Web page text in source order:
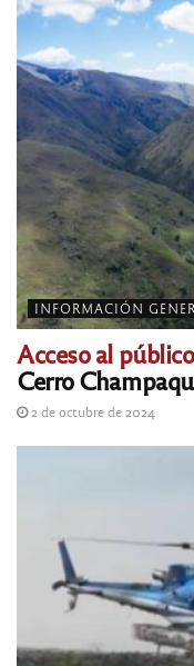
INFORMACIÓN
Acceso al
Cerro
2 de octubre de 2024